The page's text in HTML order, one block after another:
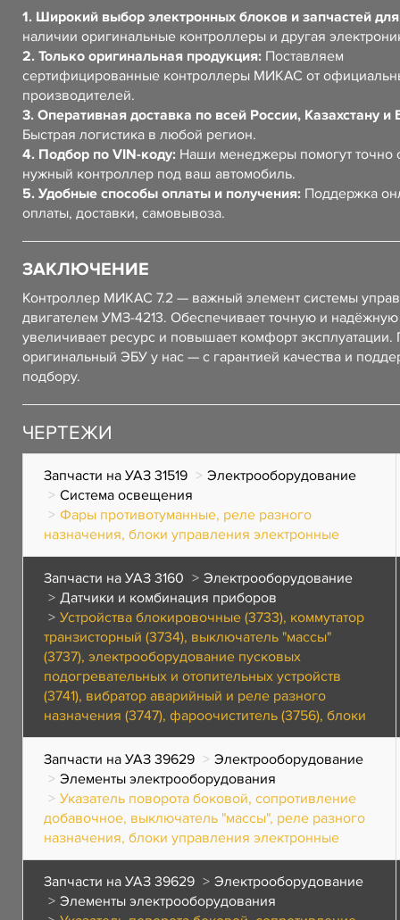
1. Широкий выбор электронных блоков и запчастей
наличии оригинальные контроллеры и другая
2. Только оригинальная продукция: Поставляем
сертифицированные контроллеры МИКАС от
производителей.
3. Оперативная доставка по всей России, Казахстану и
Быстрая логистика в любой регион.
4. Подбор по VIN-коду: Наши менеджеры помогут точно
нужный контроллер под ваш автомобиль.
5. Удобные способы оплаты и получения: Поддержка
оплаты, доставки, самовывоза.
ЗАКЛЮЧЕНИЕ
Контроллер МИКАС 7.2 — важный элемент системы
двигателем УМЗ-4213. Обеспечивает точную и надёжную
увеличивает ресурс и повышает комфорт эксплуатации.
оригинальный ЭБУ у нас — с гарантией качества и
подбору.
ЧЕРТЕЖИ
Запчасти на УАЗ 31519
Электрооборудование
Система освещения
Фары противотуманные, реле разного
назначения, блоки управления электронные
Запчасти на УАЗ 3160
Электрооборудование
Датчики и комбинация приборов
Устройства блокировочные (3733), коммутатор
транзисторный (3734), выключатель "массы"
(3737), электрооборудование пусковых
подогревательных и отопительных устройств
(3741), вибратор аварийный и реле разного
назначения (3747), фароочиститель (3756), блоки
Запчасти на УАЗ 39629
Электрооборудование
Элементы электрооборудования
Указатель поворота боковой, сопротивление
добавочное, выключатель "массы", реле разного
назначения, блоки управления электронные
Запчасти на УАЗ 39629
Электрооборудование
Элементы электрооборудования